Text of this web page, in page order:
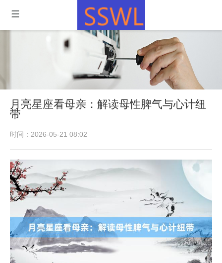
月亮星座看母亲：解读母性脾气与心计纽
带
时间：2026-05-21 08:02